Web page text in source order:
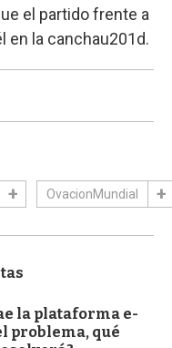
el partido frente a
en la canchau201d.
OvacionMundial
la plataforma e-
problema, qué